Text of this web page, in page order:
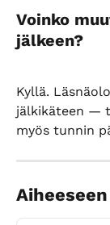
Voinko
jälkeen?
Kyllä.
jälkikäteen —
myös tunnin